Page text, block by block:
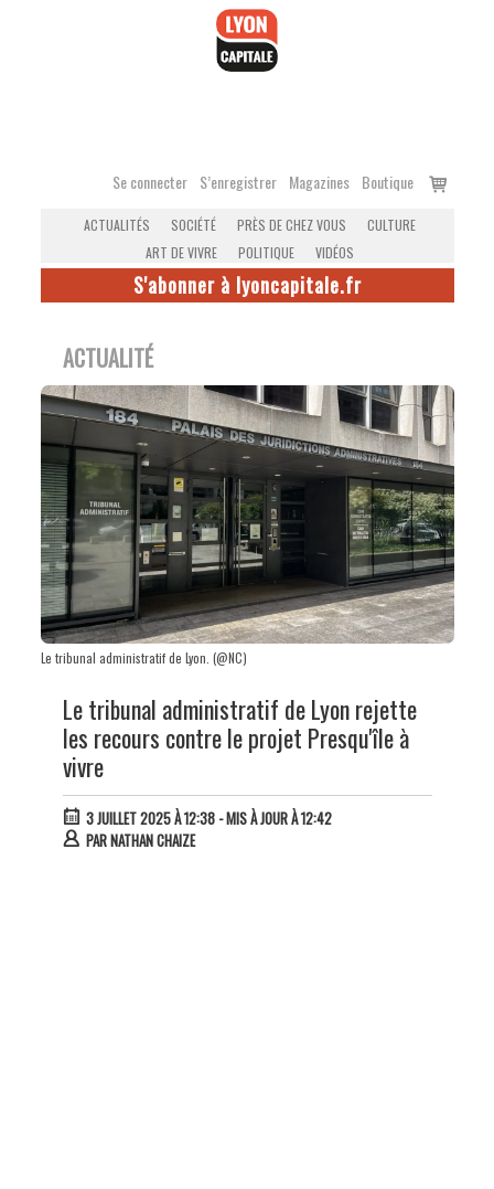
Se connecter S’enregistrer Magazines Boutique
Voir
ACTUALITÉS SOCIÉTÉ PRÈS DE CHEZ VOUS
CULTURE
ART DE VIVRE
POLITIQUE VIDÉOS
S'abonner à lyoncapitale.fr
ACTUALITÉ
Le tribunal administratif de Lyon. (@NC)
Le tribunal administratif de Lyon rejette
les recours contre le projet Presqu'île à
vivre
3 JUILLET 2025 À 12:38- MIS À JOUR À 12:42
PARNATHAN CHAIZE